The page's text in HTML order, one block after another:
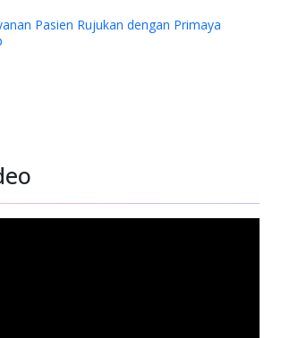
Pasien Rujukan dengan Primaya